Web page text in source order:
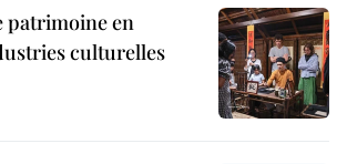
patrimoine en
culturelles